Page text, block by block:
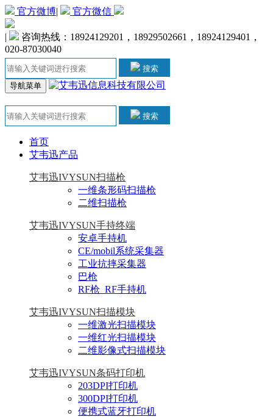
官方微博| 官方微信
|
咨询热线：18924129201，18929502661，18924129401，
020-87030040
搜索
导航菜单
搜索
首页
艾韦迅产品
艾韦迅IVYSUN扫描枪
一维条形码扫描枪
二维扫描枪
艾韦迅IVYSUN手持终端
安卓手持机
CE/mobil系统采集器
工业抗摔采集器
巴枪
RF枪_RF手持机
艾韦迅IVYSUN扫描模块
一维激光扫描模块
一维红光扫描模块
二维影像式扫描模块
艾韦迅IVYSUN条码打印机
203DPI打印机
300DPI打印机
便携式蓝牙打印机